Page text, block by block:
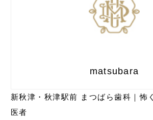
matsubara
新秋津・秋津駅前 まつばら歯科｜怖
医者